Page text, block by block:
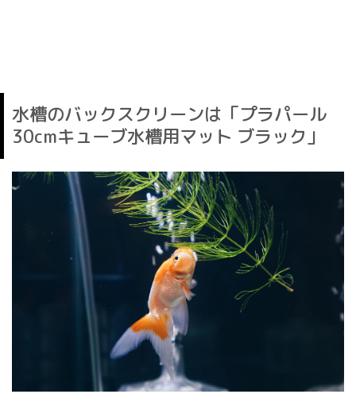
水槽のバックスクリーンは「プラパール
30cmキューブ水槽用マット ブラック」